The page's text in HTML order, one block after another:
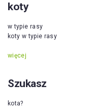
koty
w typie rasy
koty w typie rasy
więcej
Szukasz
kota?